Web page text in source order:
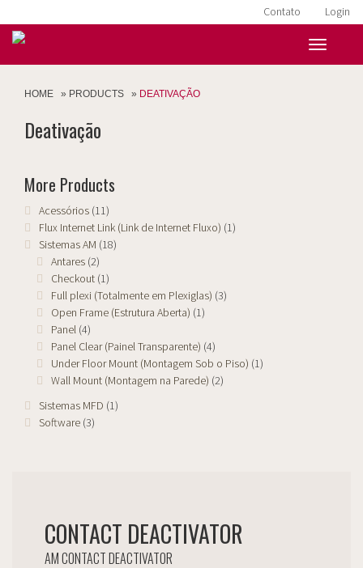
Login
Contato
HOME » PRODUCTS » DEATIVAÇÃO
Deativação
More Products
Acessórios (11)
Flux Internet Link (Link de Internet Fluxo) (1)
Sistemas AM (18)
Antares (2)
Checkout (1)
Full plexi (Totalmente em Plexiglas) (3)
Open Frame (Estrutura Aberta) (1)
Panel (4)
Panel Clear (Painel Transparente) (4)
Under Floor Mount (Montagem Sob o Piso) (1)
Wall Mount (Montagem na Parede) (2)
Sistemas MFD (1)
Software (3)
CONTACT DEACTIVATOR
AM CONTACT DEACTIVATOR